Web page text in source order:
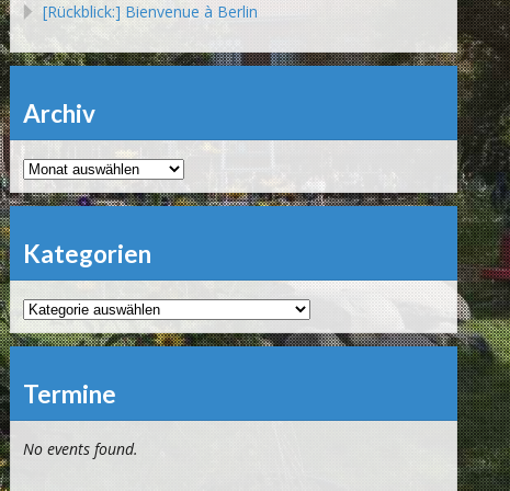
[Rückblick:] Bienvenue à Berlin
Archiv
Archiv
Kategorien
Kategorien
Termine
No events found.